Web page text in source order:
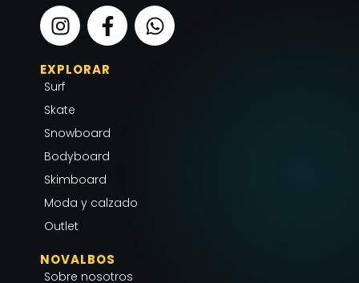
I
n
s
t
a
g
r
a
m
F
a
c
e
o
k
f
W
h
a
EXPLORAR
Surf
Skate
Snowboard
Bodyboard
Skimboard
Moda y calzado
Outlet
NOVALBOS
Sobre nosotros